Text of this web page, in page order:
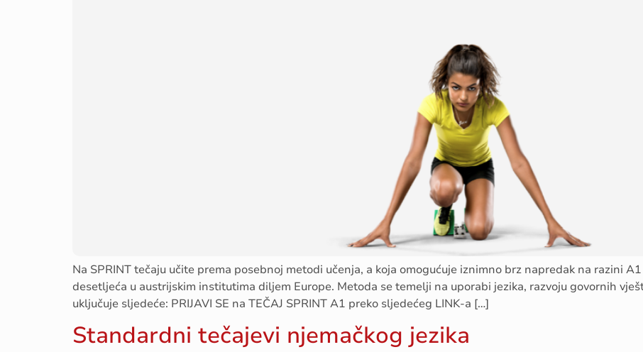
Na SPRINT tečaju učite prema posebnoj metodi učenja, a koja omogućuje iznimno brz napredak na razini
desetljeća u austrijskim institutima diljem Europe. Metoda se temelji na uporabi jezika, razvoju govornih
uključuje sljedeće: PRIJAVI SE na TEČAJ SPRINT A1 preko sljedećeg LINK-a […]
Standardni tečajevi njemačkog jezika